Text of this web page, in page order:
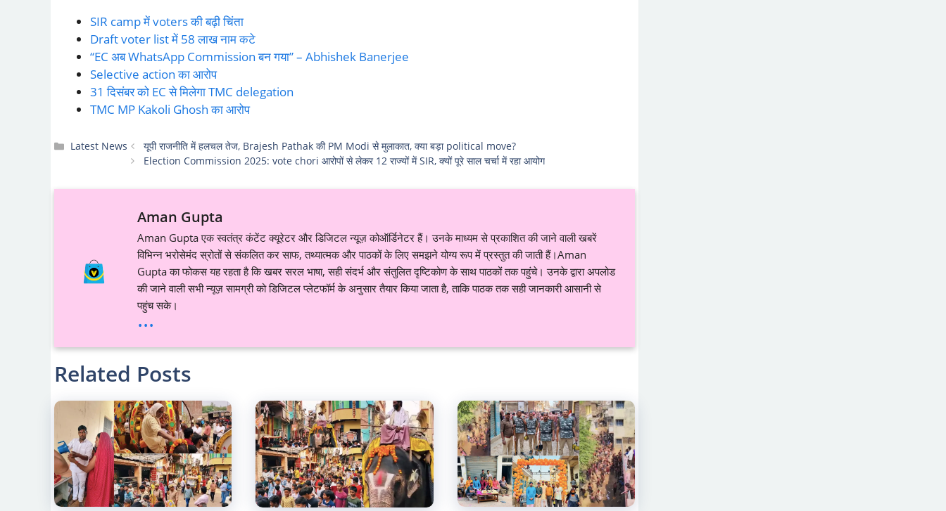
SIR camp में voters की बढ़ी चिंता
Draft voter list में 58 लाख नाम कटे
“EC अब WhatsApp Commission बन गया” – Abhishek Banerjee
Selective action का आरोप
31 दिसंबर को EC से मिलेगा TMC delegation
TMC MP Kakoli Ghosh का आरोप
Categories
Latest News
यूपी राजनीति में हलचल तेज, Brajesh Pathak की PM Modi से मुलाकात, क्या बड़ा political move?
Election Commission 2025: vote chori आरोपों से लेकर 12 राज्यों में SIR, क्यों पूरे साल चर्चा में रहा आयोग
Aman Gupta
Aman Gupta एक स्वतंत्र कंटेंट क्यूरेटर और डिजिटल न्यूज़ कोऑर्डिनेटर हैं। उनके माध्यम से प्रकाशित की जाने वाली खबरें
विभिन्न भरोसेमंद स्रोतों से संकलित कर साफ, तथ्यात्मक और पाठकों के लिए समझने योग्य रूप में प्रस्तुत की जाती हैं।Aman
Gupta का फोकस यह रहता है कि खबर सरल भाषा, सही संदर्भ और संतुलित दृष्टिकोण के साथ पाठकों तक पहुंचे। उनके द्वारा अपलोड
की जाने वाली सभी न्यूज़ सामग्री को डिजिटल प्लेटफॉर्म के अनुसार तैयार किया जाता है, ताकि पाठक तक सही जानकारी आसानी से
पहुंच सके।
...
Related Posts